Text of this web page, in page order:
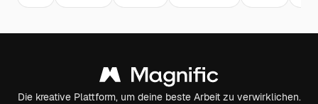
Die kreative Plattform, um deine beste Arbeit zu verwirklichen.